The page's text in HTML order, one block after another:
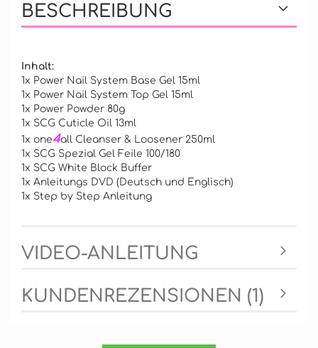
BESCHREIBUNG
Inhalt:
1x Power Nail System Base Gel 15ml
1x Power Nail System Top Gel 15ml
1x Power Powder 80g
1x SCG Cuticle Oil 13ml
1x one4all Cleanser & Loosener 250ml
1x SCG Spezial Gel Feile 100/180
1x SCG White Block Buffer
1x Anleitungs DVD (Deutsch und Englisch)
1x Step by Step Anleitung
VIDEO-ANLEITUNG
KUNDENREZENSIONEN (1)